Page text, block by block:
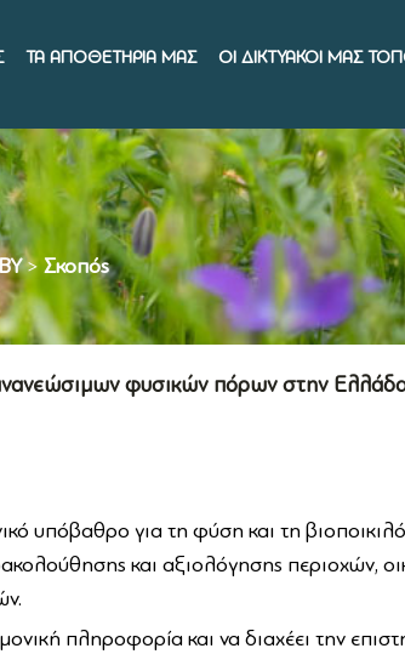
ΤΑ ΑΠΟΘΕΤΗΡΙΑ ΜΑΣ ΟΙ ΔΙΚΤΥΑΚΟΙ ΜΑΣ
> Σκοπός
φυσικών πόρων στην
υπόβαθρο για τη φύση και τη
και αξιολόγησης περιοχών,
πληροφορία και να διαχέει την